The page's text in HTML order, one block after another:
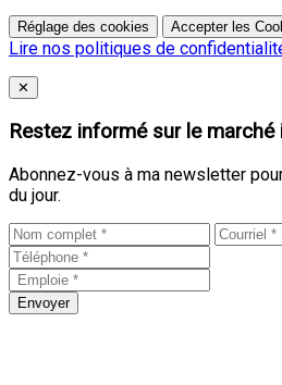
Réglage des cookies Accepter les
Lire nos politiques de
Close
✕
Restez informé sur le marché
Abonnez-vous à ma newsletter
du jour.
Envoyer